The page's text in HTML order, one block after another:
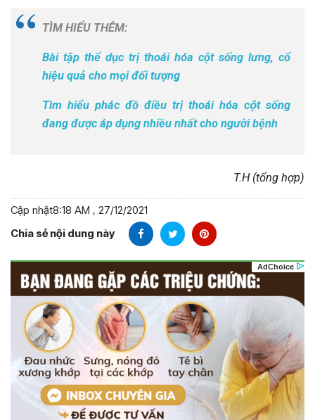
TÌM HIỂU THÊM:
Bài tập thể dục trị thoái hóa cột sống lưng, cổ
hiệu quả cho mọi đối tượng
Tìm hiểu phác đồ điều trị thoái hóa cột sống
đang được áp dụng nhiều nhất cho người bệnh
T.H (tổng hợp)
Cập nhật8:18 AM , 27/12/2021
Chia sẻ nội dung này